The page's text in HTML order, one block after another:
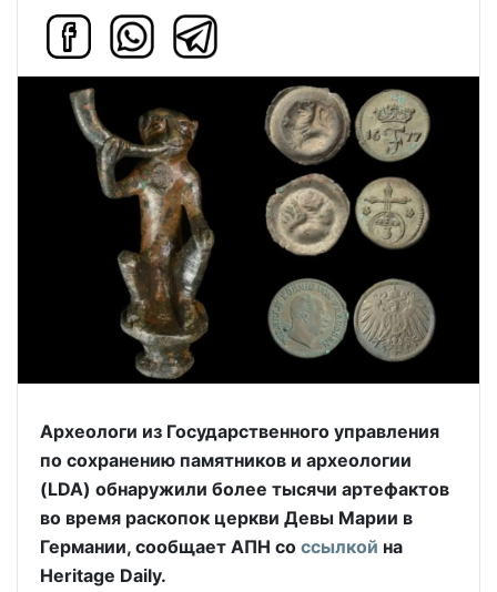
Археологи из Государственного управления
по сохранению памятников и археологии
(LDA) обнаружили более тысячи артефактов
во время раскопок церкви Девы Марии в
Германии, сообщает АПН со ссылкой на
Heritage Daily.